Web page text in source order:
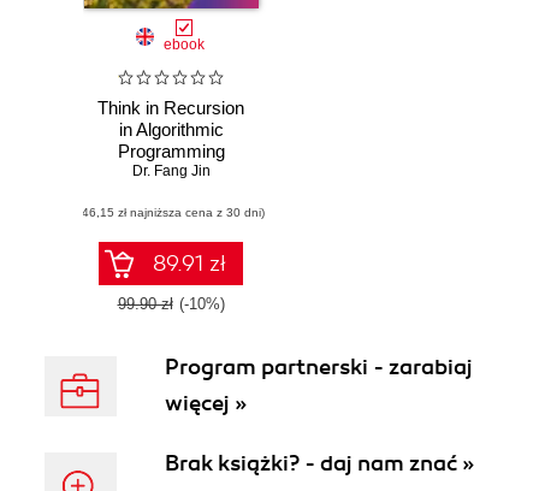
ebook
Think in Recursion
in Algorithmic
Programming
Dr. Fang Jin
(46,15 zł najniższa cena z 30 dni)
89.91 zł
99.90 zł (-10%)
Program partnerski - zarabiaj
więcej »
Brak książki? - daj nam znać »